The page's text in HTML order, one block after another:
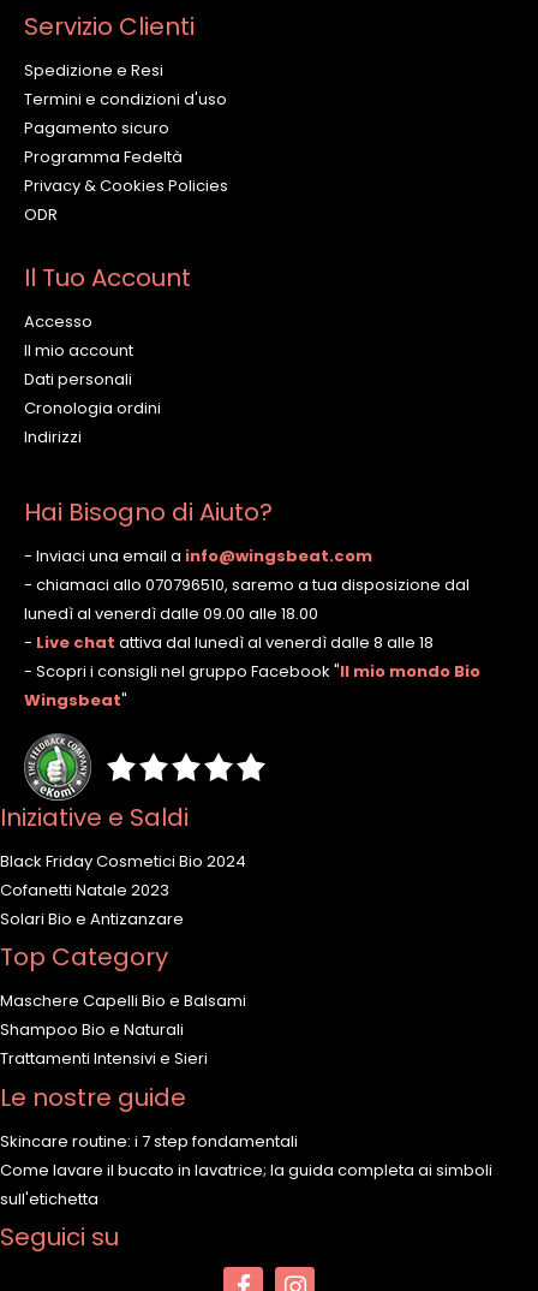
Servizio Clienti
Spedizione e Resi
Termini e condizioni d'uso
Pagamento sicuro
Programma Fedeltà
Privacy & Cookies Policies
ODR
Il Tuo Account
Accesso
Il mio account
Dati personali
Cronologia ordini
Indirizzi
Hai Bisogno di Aiuto?
- Inviaci una email a info@wingsbeat.com
- chiamaci allo 070796510, saremo a tua disposizione dal
lunedì al venerdì dalle 09.00 alle 18.00
- Live chat attiva dal lunedì al venerdì dalle 8 alle 18
- Scopri i consigli nel gruppo Facebook "Il mio mondo Bio
Wingsbeat"
Iniziative e Saldi
Black Friday Cosmetici Bio 2024
Cofanetti Natale 2023
Solari Bio e Antizanzare
Top Category
Maschere Capelli Bio e Balsami
Shampoo Bio e Naturali
Trattamenti Intensivi e Sieri
Le nostre guide
Skincare routine: i 7 step fondamentali
Come lavare il bucato in lavatrice; la guida completa ai simboli
sull'etichetta
Seguici su